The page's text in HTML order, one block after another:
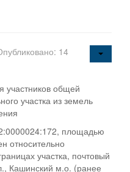
14
участников общей
участка из земель
площадью
относительно
участка, почтовый
Кашинский м.о. (ранее